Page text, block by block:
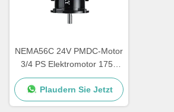
NEMA56C 24V PMDC-Motor
3/4 PS Elektromotor 1750
Rpm TEFC-Motor
Niederspannung
Plaudern Sie Jetzt